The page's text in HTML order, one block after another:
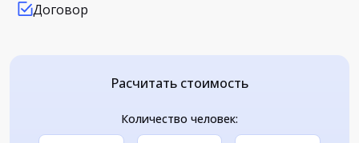
Договор
Расчитать стоимость
Количество человек: